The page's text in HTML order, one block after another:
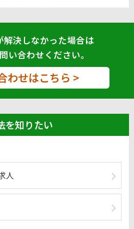
解決しなかった場合は
い合わせください。
わせはこちら >
を知りたい
人